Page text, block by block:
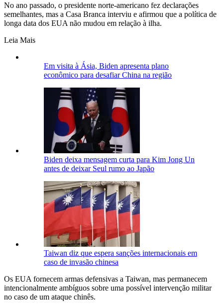
No ano passado, o presidente norte-americano fez declarações
semelhantes, mas a Casa Branca interviu e afirmou que a política de
longa data dos EUA não mudou em relação à ilha.
Leia Mais
Em visita à Ásia, Biden apresenta plano
econômico para desafiar China na região
Biden deixa mensagem curta para Kim Jong Un
antes de deixar Seul rumo ao Japão
Taiwan diz que espera sanções internacionais em
caso de invasão chinesa
Os EUA fornecem armas defensivas a Taiwan, mas permanecem
intencionalmente ambíguos sobre uma possível intervenção militar
no caso de um ataque chinês.